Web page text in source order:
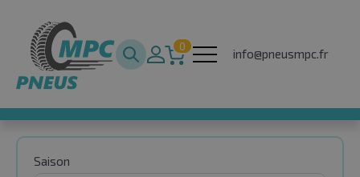
0
info@pneusmpc.fr
Saison